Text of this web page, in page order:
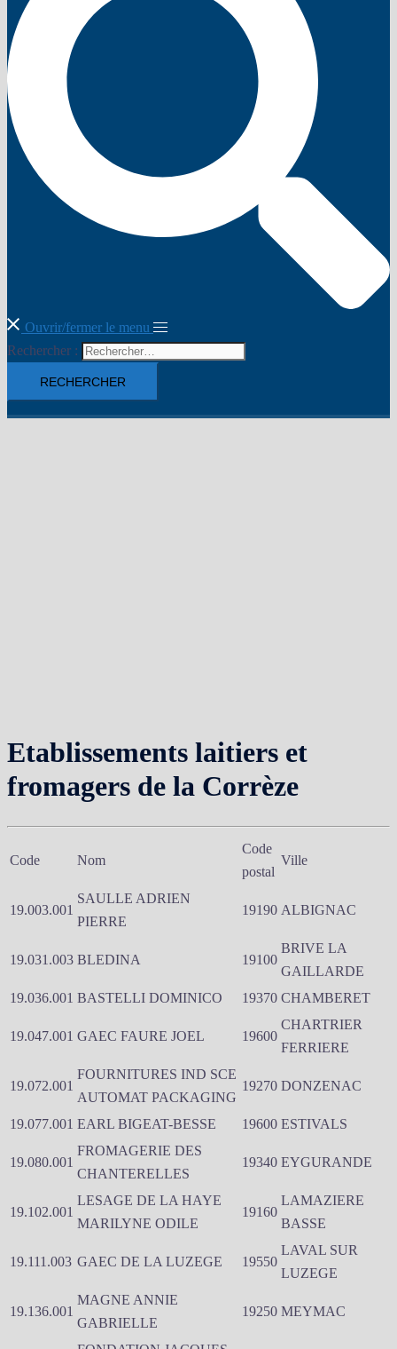
Ouvrir/fermer le menu
Rechercher :
Etablissements laitiers et
fromagers de la Corrèze
Code Nom
Code
postal
Ville
19.003.001
SAULLE ADRIEN
PIERRE
19190 ALBIGNAC
19.031.003 BLEDINA 19100
BRIVE LA
GAILLARDE
19.036.001 BASTELLI DOMINICO 19370 CHAMBERET
19.047.001 GAEC FAURE JOEL 19600
CHARTRIER
FERRIERE
19.072.001
FOURNITURES IND SCE
AUTOMAT PACKAGING
19270 DONZENAC
19.077.001 EARL BIGEAT-BESSE 19600 ESTIVALS
19.080.001
FROMAGERIE DES
CHANTERELLES
19340 EYGURANDE
19.102.001
LESAGE DE LA HAYE
MARILYNE ODILE
19160
LAMAZIERE
BASSE
19.111.003 GAEC DE LA LUZEGE 19550
LAVAL SUR
LUZEGE
19.136.001
MAGNE ANNIE
GABRIELLE
19250 MEYMAC